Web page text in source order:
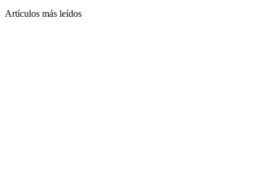
Artículos más leídos